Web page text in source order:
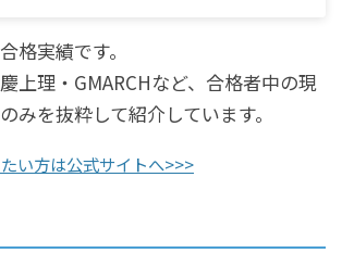
格実績です。
上理・GMARCHなど、合格者中の現
みを抜粋して紹介しています。
い方は公式サイトへ>>>